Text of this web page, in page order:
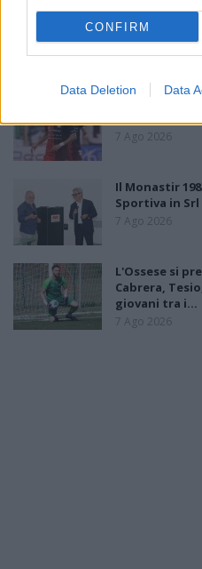
CONFIRM
Data Deletion Data
Il Monastir
Aloia, il primo
7 Ago 2026
Gran colpo
7 Ago 2026
Il Monastir
Sportiva in Srl
7 Ago 2026
L'Ossese si
Cabrera,
giovani tra i…
7 Ago 2026